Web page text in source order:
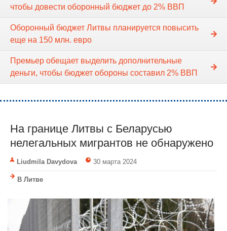
чтобы довести оборонный бюджет до 2% ВВП
Оборонный бюджет Литвы планируется повысить
еще на 150 млн. евро
Премьер обещает выделить дополнительные
деньги, чтобы бюджет обороны составил 2% ВВП
На границе Литвы с Беларусью
нелегальных мигрантов не обнаружено
Liudmila Davydova 30 марта 2024
В Литве